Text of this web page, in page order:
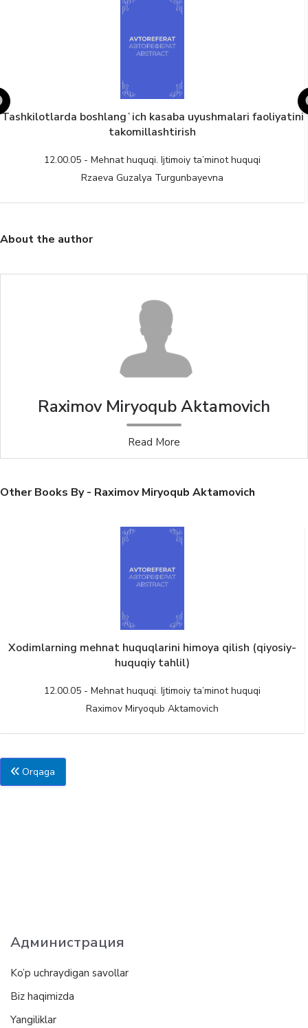
Tashkilotlarda boshlangʻich kasaba uyushmalari faoliyatini
takomillashtirish
12.00.05 - Mehnat huquqi. Ijtimoiy ta’minot huquqi
Rzaeva Guzalya Turgunbayevna
About the author
Raximov Miryoqub Aktamovich
Read More
Other Books By - Raximov Miryoqub Aktamovich
Xodimlarning mehnat huquqlarini himoya qilish (qiyosiy-
huquqiy tahlil)
12.00.05 - Mehnat huquqi. Ijtimoiy ta’minot huquqi
Raximov Miryoqub Aktamovich
Orqaga
Администрация
Ko’p uchraydigan savollar
Biz haqimizda
Yangiliklar